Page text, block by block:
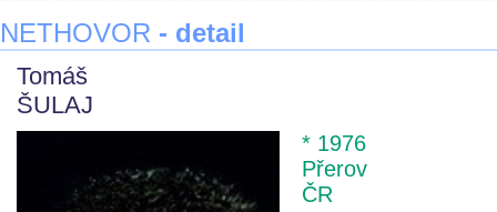
NETHOVOR - detail
Tomáš
ŠULAJ
* 1976
Přerov
ČR